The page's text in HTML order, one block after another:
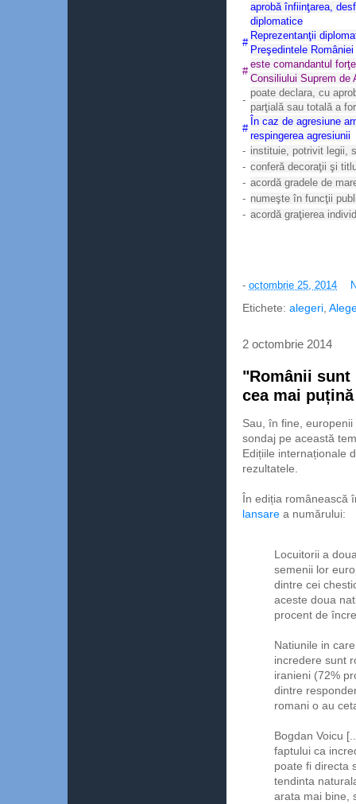
aprobă înfiinţarea,
diplomatice
#
Reprezentanţii
Preşedintele României
#
este comandantul
Consiliului Suprem de
-
poate declara, cu
parţială sau totală a
#
În caz de agresiune
respingerea agresiunii
- instituie, potrivit legii,
- conferă decoraţii şi
- acordă gradele de
- numeşte în funcţii
- acordă graţierea
- octombrie 25, 2014
Etichete: alegeri
2 octombrie 2014
"Românii sunt
cea mai
Sau, în fine,
sondaj pe această
Edițiile internaționale
rezultatele.
În ediția românească
lansare a numărului:
Locuitorii a
semenii lor
dintre cei
aceste doua
procent de
Natiunile in
incredere sunt
iranieni (72%
dintre
romani o au
Bogdan Voicu
faptului ca
poate fi directa
tendinta
arata mai bine,